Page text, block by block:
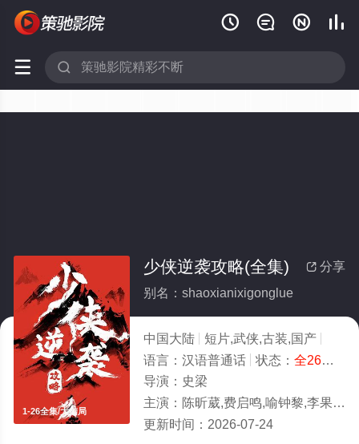
   
 
1-26全集/大结局
 分享
少侠逆袭攻略(全集)
别名：shaoxianixigonglue
中国大陆 短片,武侠,古装,国产
语言： 汉语普通话 状态： 全26集
导演： 史梁
主演： 陈昕葳,费启鸣,喻钟黎,李果,张竞达,岳冬峰
更新时间： 2026-07-24